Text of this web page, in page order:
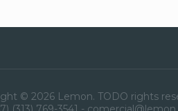
© 2026 Lemon. TODO rights